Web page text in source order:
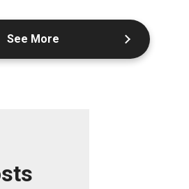
See More